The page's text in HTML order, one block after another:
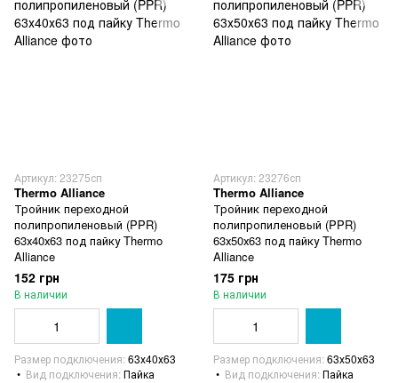
Артикул: 23275сп
Thermo Alliance
Тройник переходной
полипропиленовый (PPR)
63х40х63 под пайку Thermo
Alliance
152 грн
В наличии
Размер подключения 63х40х63
Вид подключения Пайка
Артикул: 23276сп
Thermo Alliance
Тройник переходной
полипропиленовый (PPR)
63х50х63 под пайку Thermo
Alliance
175 грн
В наличии
Размер подключения 63х50х63
Вид подключения Пайка